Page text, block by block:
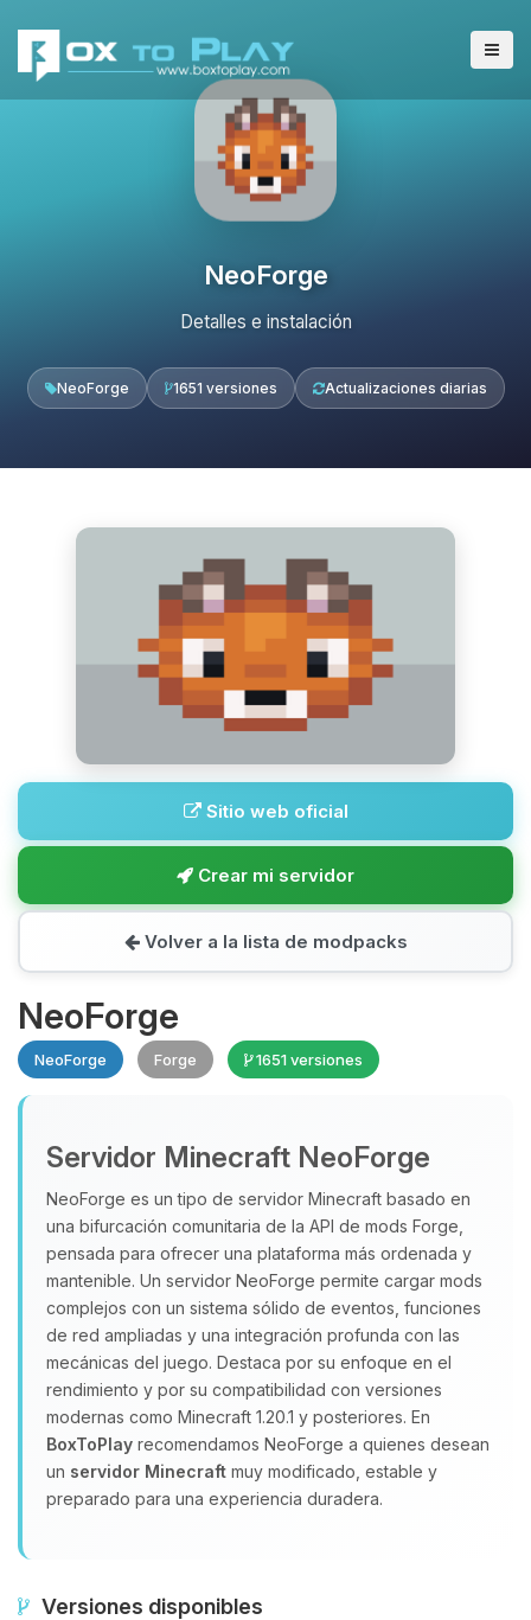
NeoForge
Detalles e instalación
NeoForge 1651 versiones Actualizaciones diarias
Sitio web oficial
Crear mi servidor
Volver a la lista de modpacks
NeoForge
NeoForge Forge 1651 versiones
Servidor Minecraft NeoForge
NeoForge es un tipo de servidor Minecraft basado en
una bifurcación comunitaria de la API de mods Forge,
pensada para ofrecer una plataforma más ordenada y
mantenible. Un servidor NeoForge permite cargar mods
complejos con un sistema sólido de eventos, funciones
de red ampliadas y una integración profunda con las
mecánicas del juego. Destaca por su enfoque en el
rendimiento y por su compatibilidad con versiones
modernas como Minecraft 1.20.1 y posteriores. En
BoxToPlay recomendamos NeoForge a quienes desean
un servidor Minecraft muy modificado, estable y
preparado para una experiencia duradera.
Versiones disponibles
Yupi, por fin alguien con quien
hablar! Soy Choupy, tu pequeno
asistente de BoxToPlay. Cuentame
que necesitas y moveré mis
pequenos circuitos para ayudarte.
08/08/2026 15:04